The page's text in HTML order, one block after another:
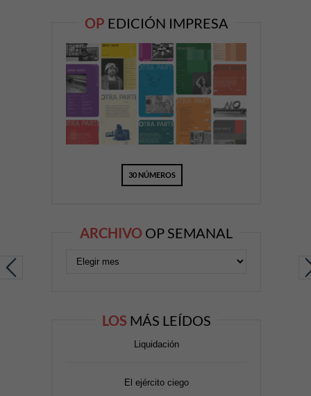
OP EDICIÓN IMPRESA
30 NÚMEROS
ARCHIVO OP SEMANAL
LOS MÁS LEÍDOS
Liquidación
El ejército ciego